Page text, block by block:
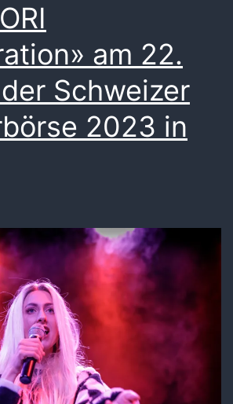
am 22.
Schweizer
2023 in